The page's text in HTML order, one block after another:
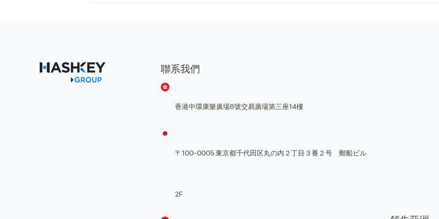
聯系我們
香港中環康樂廣場8號交易廣場第三座14樓
〒100-0005 東京都千代田区丸の内２丁目３番２号 郵船ビル
2F